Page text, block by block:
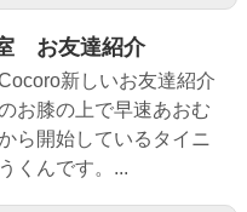
お友達紹介
新しいお友達紹介
お膝の上で早速あおむ
ら開始しているタイニ
くんです。...